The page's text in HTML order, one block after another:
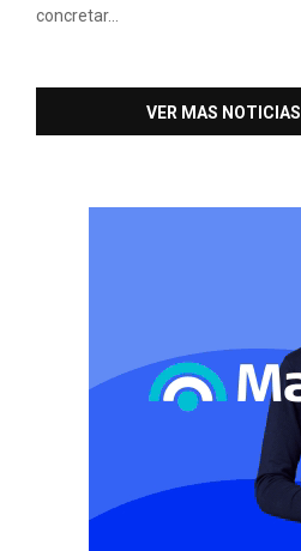
concretar...
VER MAS NOTICIAS